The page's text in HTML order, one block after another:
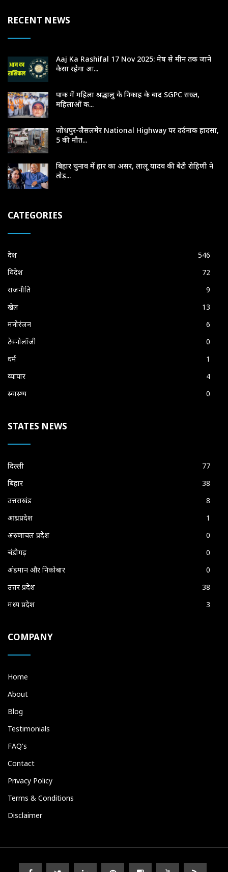
RECENT NEWS
Aaj Ka Rashifal 17 Nov 2025: मेष से मीन तक जाने
कैसा रहेगा आ...
पाक में महिला श्रद्धालु के निकाह के बाद SGPC सख्त,
महिलाओं क...
जोधपुर-जैसलमेर National Highway पर दर्दनाक हादसा,
5 की मौत...
बिहार चुनाव में हार का असर, लालू यादव की बेटी रोहिणी ने
तोड़...
CATEGORIES
देश
546
विदेश
72
राजनीति
9
खेल
13
मनोरंजन
6
टेक्नोलॉजी
0
धर्म
1
व्यापार
4
स्वास्थ्य
0
STATES NEWS
दिल्ली
77
बिहार
38
उत्तराखंड
8
आंध्रप्रदेश
1
अरुणाचल प्रदेश
0
चंडीगढ़
0
अंडमान और निकोबार
0
उत्तर प्रदेश
38
मध्य प्रदेश
3
COMPANY
Home
About
Blog
Testimonials
FAQ's
Contact
Privacy Policy
Terms & Conditions
Disclaimer